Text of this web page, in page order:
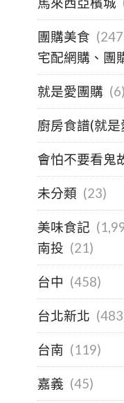
團購美食
宅配網購、團
就是愛團購 (6)
廚房食譜(就
會怕不要看鬼
未分類 (23)
美味食記
南投 (21)
台中 (458)
台北新北
台南 (119)
嘉義 (45)